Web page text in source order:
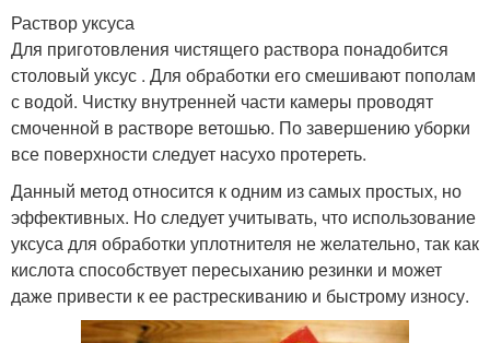
Раствор уксуса
Для приготовления чистящего раствора понадобится
столовый уксус . Для обработки его смешивают пополам
с водой. Чистку внутренней части камеры проводят
смоченной в растворе ветошью. По завершению уборки
все поверхности следует насухо протереть.
Данный метод относится к одним из самых простых, но
эффективных. Но следует учитывать, что использование
уксуса для обработки уплотнителя не желательно, так как
кислота способствует пересыханию резинки и может
даже привести к ее растрескиванию и быстрому износу.